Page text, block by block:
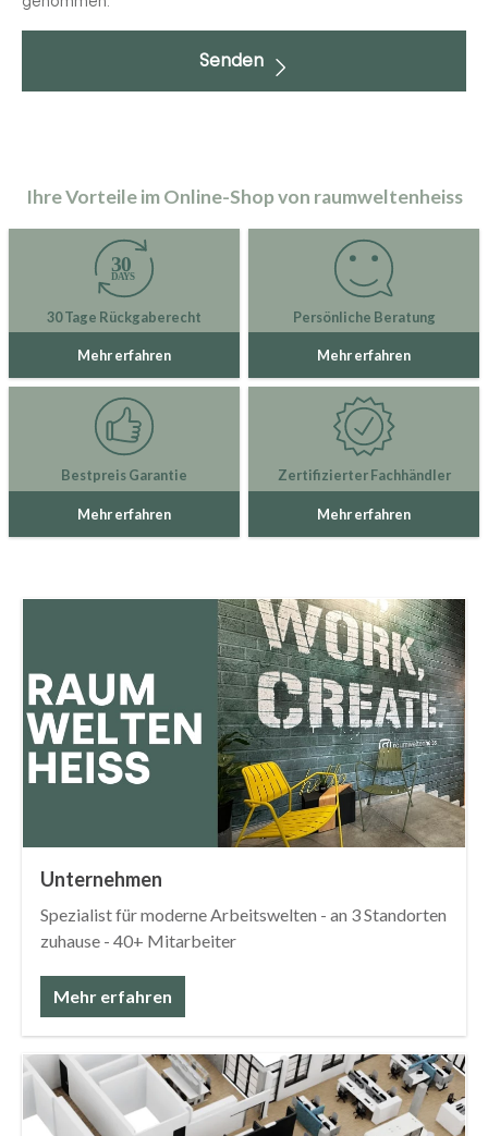
Senden
Ihre Vorteile im Online-Shop von raumweltenheiss
30 Tage Rückgaberecht
Mehr erfahren
Persönliche Beratung
Mehr erfahren
Bestpreis Garantie
Mehr erfahren
Zertifizierter Fachhändler
Mehr erfahren
Unternehmen
Spezialist für moderne Arbeitswelten - an 3 Standorten
zuhause - 40+ Mitarbeiter
Mehr erfahren